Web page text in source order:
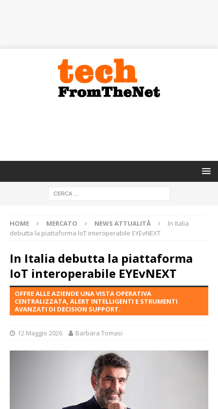
HOME MERCATO NEWS ATTUALITÀ
In Italia
debutta la piattaforma IoT interoperabile EYEvNEXT
In Italia debutta la piattaforma
IoT interoperabile EYEvNEXT
OFFRE ALLE AZIENDE UNA VISTA OPERATIVA
CENTRALIZZATA, ALERT INTELLIGENTI E STRUMENTI
AVANZATI DI DECISION SUPPORT.
12 Maggio 2026 Barbara Tomasi